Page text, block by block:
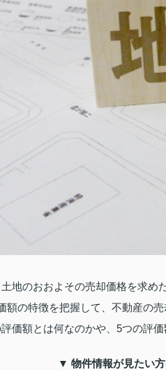
地のおおよその売却価格を求め
額の特徴を把握して、不動産の
価額とは何なのかや、5つの評
▼ 物件情報が見たい